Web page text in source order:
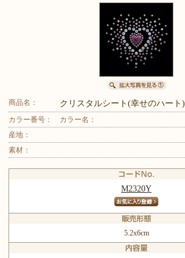
商品名： クリスタルシート(幸せのハート)
カラー番号：
カラー名：
産地：
素材：
M2320Y
5.2x6cm